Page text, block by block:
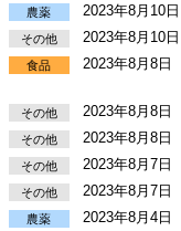
農薬 2023年8月10日
その他 2023年8月10日
食品 2023年8月8日
その他 2023年8月8日
その他 2023年8月8日
その他 2023年8月7日
その他 2023年8月7日
農薬 2023年8月4日